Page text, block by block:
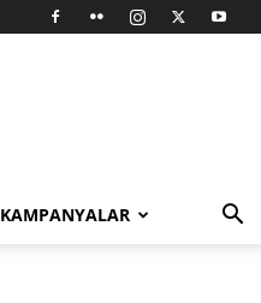
KAMPANYALAR